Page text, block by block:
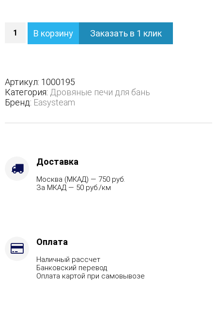
Печь
Анапа
полноценном
кожухе
-
Защита
Змеевик,
Вид
топлива
В корзину Заказать в 1 клик
Артикул: 1000195
Категория: Дровяные печи для бань
Бренд: Easysteam
Доставка
Москва (МКАД) — 750 руб.
За МКАД — 50 руб./км
Оплата
Наличный рассчет
Банковский перевод
Оплата картой при самовывозе